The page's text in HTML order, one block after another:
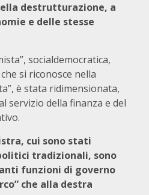
destrutturazione, a
e delle stesse
socialdemocratica,
si riconosce nella
è stata ridimensionata,
servizio della finanza e del
cui sono stati
tradizionali, sono
funzioni di governo
che alla destra